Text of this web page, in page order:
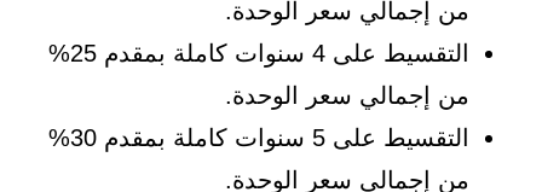
من إجمالي سعر الوحدة.
التقسيط على 4 سنوات كاملة بمقدم 25%
من إجمالي سعر الوحدة.
التقسيط على 5 سنوات كاملة بمقدم 30%
من إجمالي سعر الوحدة.